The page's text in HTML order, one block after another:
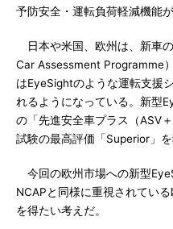
予防安全・運転負荷軽減機能
日本や米国、欧州は、新車
Car Assessment Programme
はEyeSightのような運転支援
れるようになっている。新型
の「先進安全車プラス（ASV
試験の最高評価「Superior」を
今回の欧州市場への新型
NCAPと同様に重視されてい
を得たい考えだ。